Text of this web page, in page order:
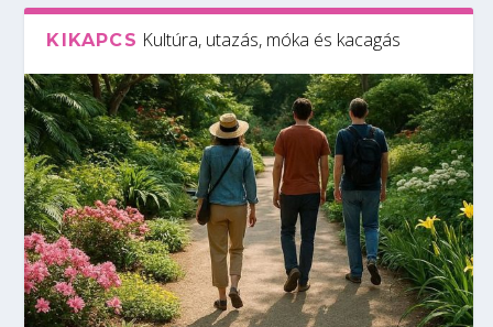
KIKAPCS Kultúra, utazás, móka és kacagás